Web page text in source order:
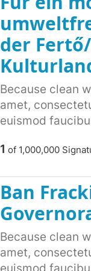
lacus.
der
Because clean
amet,
euismod
Fusce vitae
luctus justo
ultrices
fermentum
tristique. Nulla
laoreet tortor.
ullamcorper
1 of 1,000,000
Ban
Because clean
amet,